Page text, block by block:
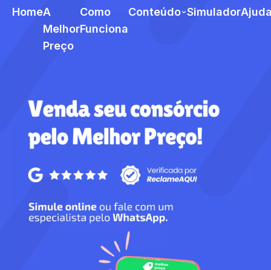
HomeA
Melhor
Preço
Como
Funciona
Conteúdo Simulador